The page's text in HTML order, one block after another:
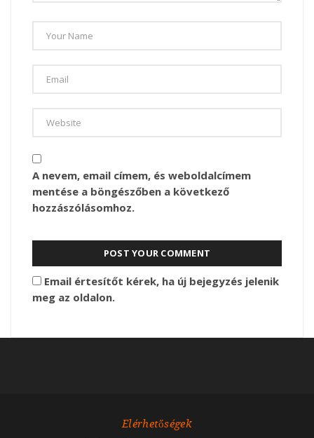
A nevem, email címem, és weboldalcímem
mentése a böngészőben a következő
hozzászólásomhoz.
Email értesítőt kérek, ha új bejegyzés jelenik
meg az oldalon.
Elérhetőségek